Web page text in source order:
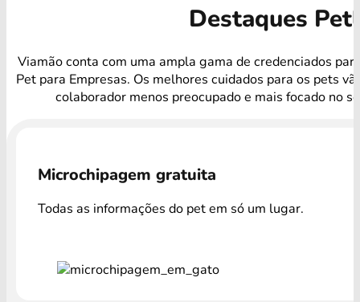
Destaques
Viamão conta com uma ampla gama de credenciados
Pet para Empresas. Os melhores cuidados para os pets
colaborador menos preocupado e mais focado no
Microchipagem gratuita
Todas as informações do pet em só um lugar.